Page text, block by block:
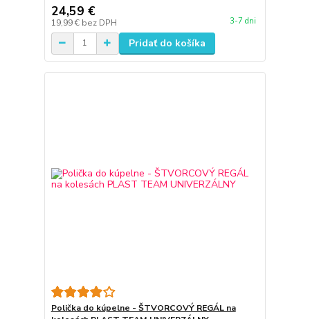
24,59 €
19,99 € bez DPH 3-7 dni
Pridať do košíka
Polička do kúpelne - ŠTVORCOVÝ REGÁL na